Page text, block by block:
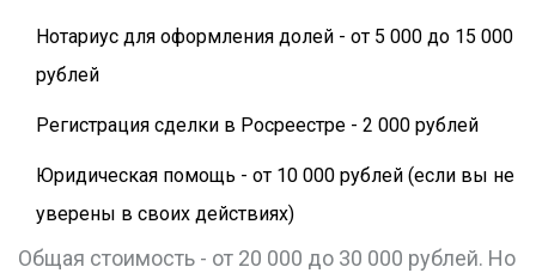
Нотариус для оформления долей - от 5 000 до 15 000
рублей
Регистрация сделки в Росреестре - 2 000 рублей
Юридическая помощь - от 10 000 рублей (если вы не
уверены в своих действиях)
Общая стоимость - от 20 000 до 30 000 рублей. Но